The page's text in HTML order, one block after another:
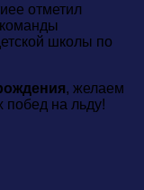
отметил
школы по
, желаем
побед на льду!